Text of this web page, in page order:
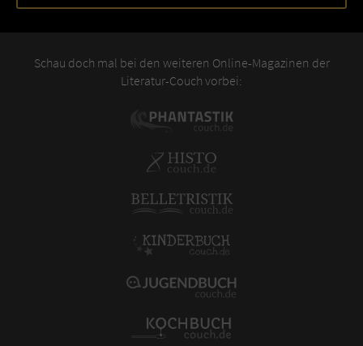
Schau doch mal bei den weiteren Online-Magazinen der
Literatur-Couch vorbei: